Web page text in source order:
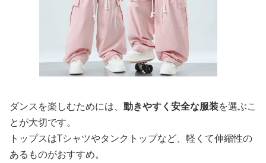
ダンスを楽しむためには、 動きやすく安全な服装を選ぶこ
とが大切です。
トップスはTシャツやタンクトップなど、軽くて伸縮性の
あるものがおすすめ。